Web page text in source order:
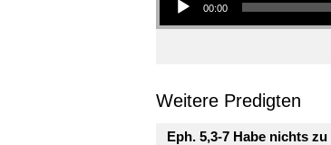
00:00
Weitere Predigten
Eph. 5,3-7 Habe nichts